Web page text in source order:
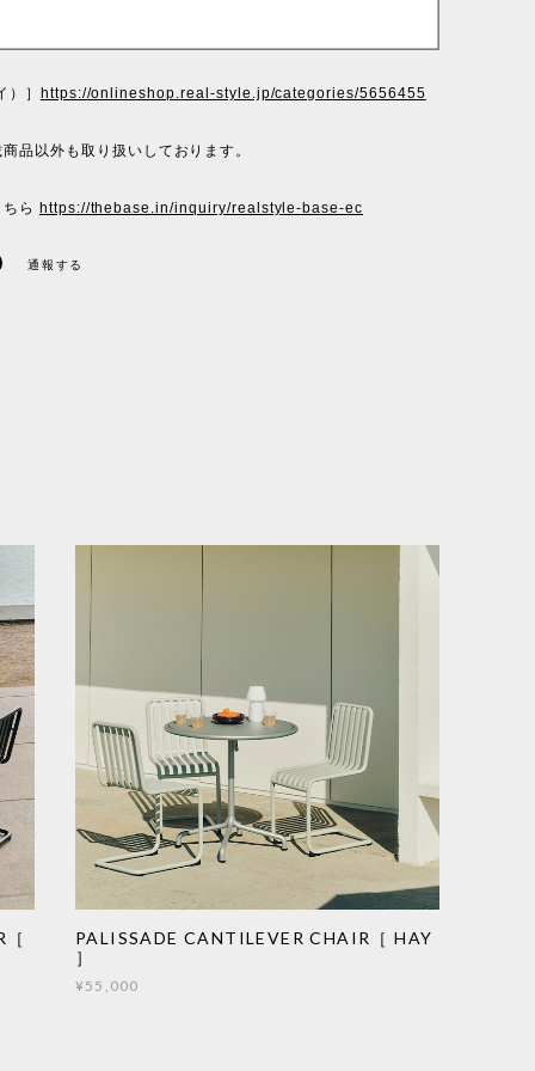
）］ https://onlineshop.real-style.jp/categories/5656455
品以外も取り扱いしております。
ら https://thebase.in/inquiry/realstyle-base-ec
通報する
PALISSADE CANTILEVER CHAIR［ HAY
］
¥55,000